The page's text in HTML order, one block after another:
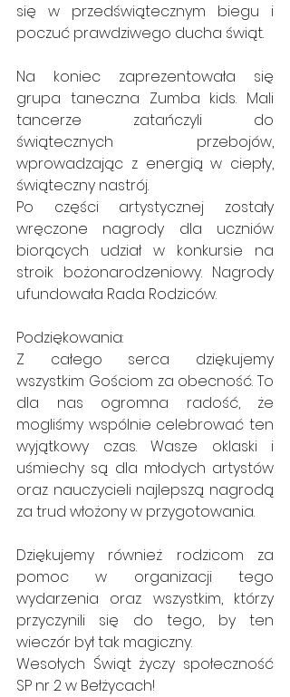
się w przedświątecznym biegu i
poczuć prawdziwego ducha świąt.
Na koniec zaprezentowała się
grupa taneczna Zumba kids. Mali
tancerze zatańczyli do
świątecznych przebojów,
wprowadzając z energią w ciepły,
świąteczny nastrój.
Po części artystycznej zostały
wręczone nagrody dla uczniów
biorących udział w konkursie na
stroik bożonarodzeniowy. Nagrody
ufundowała Rada Rodziców.
Podziękowania:
Z całego serca dziękujemy
wszystkim Gościom za obecność. To
dla nas ogromna radość, że
mogliśmy wspólnie celebrować ten
wyjątkowy czas. Wasze oklaski i
uśmiechy są dla młodych artystów
oraz nauczycieli najlepszą nagrodą
za trud włożony w przygotowania.
Dziękujemy również rodzicom za
pomoc w organizacji tego
wydarzenia oraz wszystkim, którzy
przyczynili się do tego, by ten
wieczór był tak magiczny.
Wesołych Świąt życzy społeczność
SP nr 2 w Bełżycach!